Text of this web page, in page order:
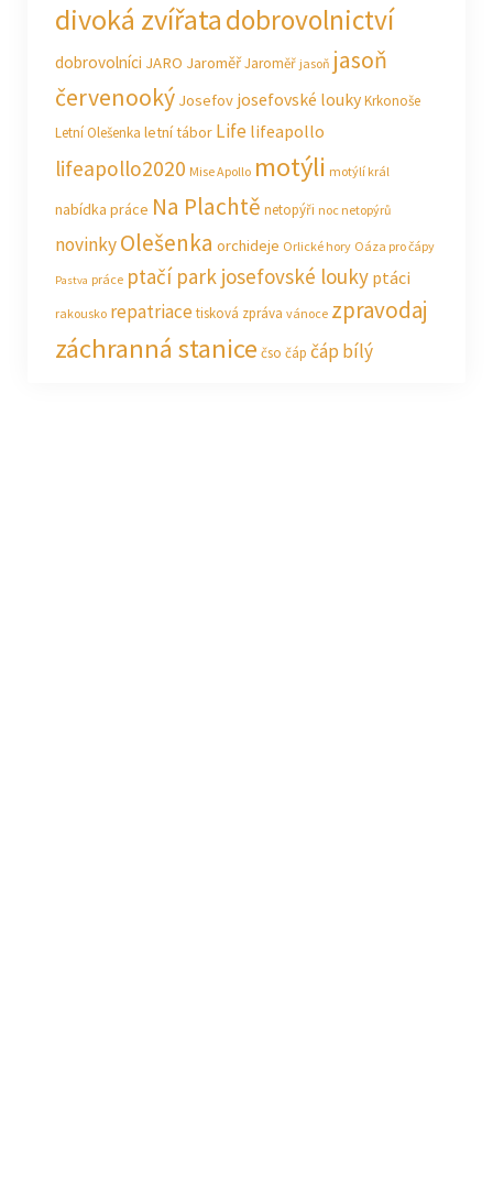
divoká zvířatadobrovolnictví
dobrovolníci JARO JaroměřJaroměř jasoň jasoň
červenooký Josefov josefovské loukyKrkonoše
Letní Olešenka letní tábor Life lifeapollo
lifeapollo2020 Mise Apollo motýli motýlí král
nabídka práce Na Plachtě netopýři noc netopýrů
novinkyOlešenka orchideje Orlické hory Oáza pro čápy
Pastva práce ptačí park josefovské louky ptáci
rakousko repatriacetisková zpráva vánoce zpravodaj
záchranná stanice čso čáp čáp bílý